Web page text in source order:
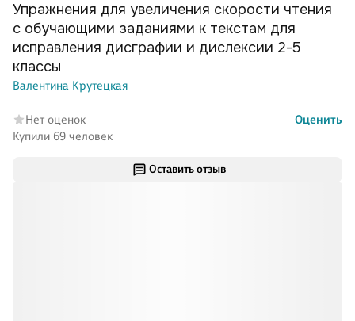
Оставить отзыв
Упражнения для увеличения скорости чтения
с обучающими заданиями к текстам для
исправления дисграфии и дислексии 2-5
классы
Валентина Крутецкая
Нет оценок
Оценить
Купили 69 человек